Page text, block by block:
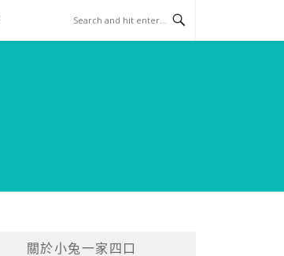
關於小兔一家四口